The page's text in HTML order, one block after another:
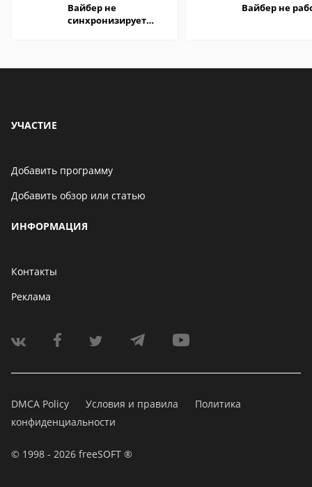
Вайбер не
синхронизирует
Вайбер не
УЧАСТИЕ
Добавить программу
Добавить обзор или статью
ИНФОРМАЦИЯ
Контакты
Реклама
DMCA Policy Условия и правила
Политика
конфиденциальности
© 1998 - 2026 freeSOFT ®